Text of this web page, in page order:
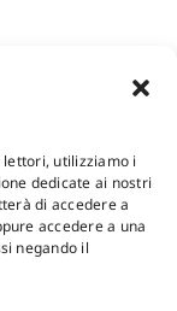
utilizziamo i
dedicate ai nostri
di accedere a
accedere a una
negando il
Rateali